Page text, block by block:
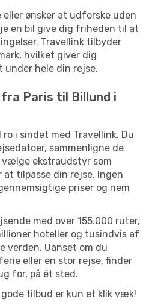
ønsker at udforske uden
en bil give dig friheden til at
Travellink tilbyder
hvilket giver dig
hele din rejse.
Paris til Billund i
i sindet med Travellink. Du
sammenligne de
ekstraudstyr som
tilpasse din rejse. Ingen
priser og nem
med over 155.000 ruter,
hoteller og tusindvis af
verden. Uanset om du
eller en stor rejse, finder
for, på ét sted.
tilbud er kun et klik væk!